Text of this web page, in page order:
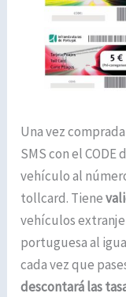
Una vez
SMS con el
vehículo al
tollcard. Tiene
vehículos
portuguesa al
cada vez que
descontará las